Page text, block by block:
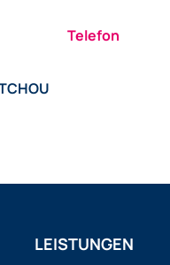
Telefon
LEISTUNGEN